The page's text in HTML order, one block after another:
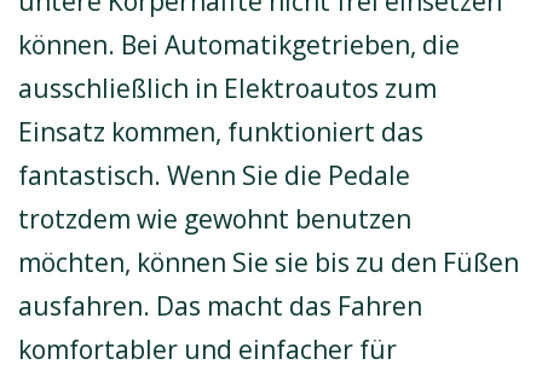
können. Bei Automatikgetrieben, die
ausschließlich in Elektroautos zum
Einsatz kommen, funktioniert das
fantastisch. Wenn Sie die Pedale
trotzdem wie gewohnt benutzen
möchten, können Sie sie bis zu den Füßen
ausfahren. Das macht das Fahren
komfortabler und einfacher für